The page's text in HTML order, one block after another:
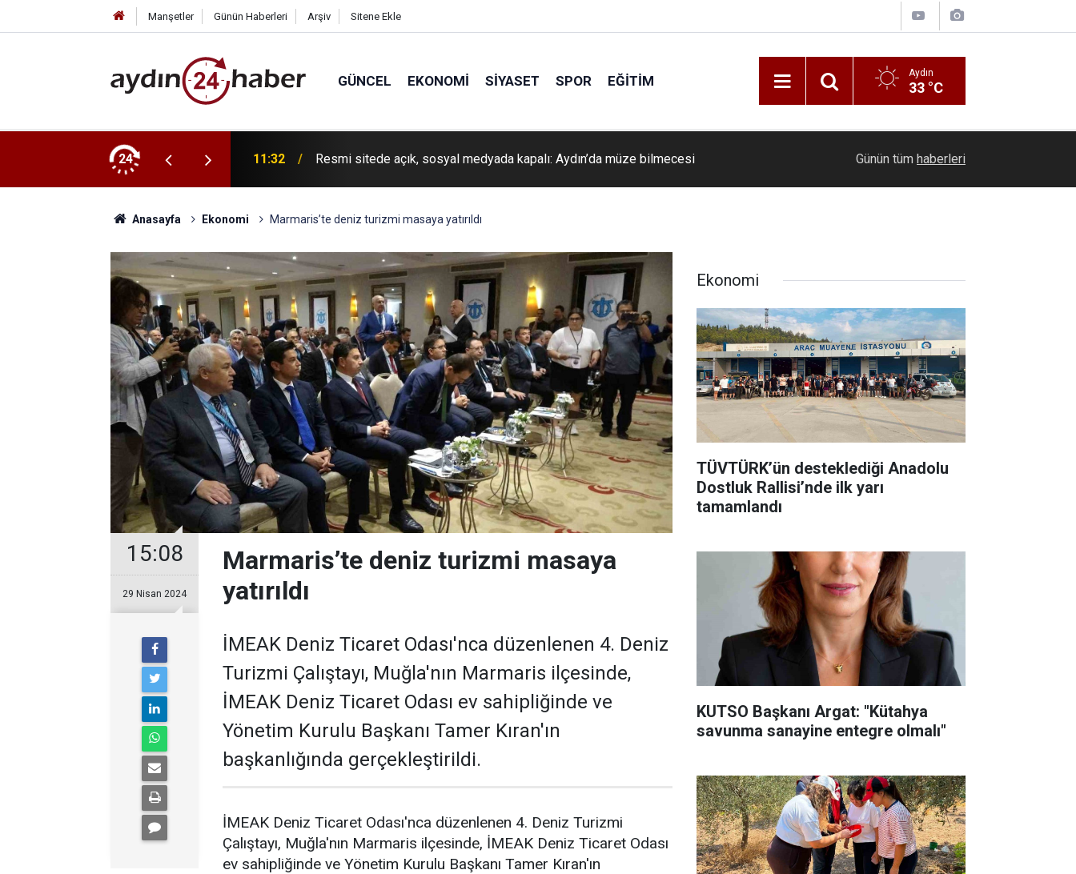
Manşetler Günün Haberleri Arşiv Sitene Ekle
GÜNCEL EKONOMI SIYASET SPOR EĞITIM Aydın
33 °C
24
MHP İl Başkanı Türker’e hayırlı olsun
11:32 Resmi sitede açık, sosyal medyada kapalı: Aydın’da müze bilmecesi Başkan Zencirci, yanan mağazada
Günün tüm haberleri
Anasayfa Ekonomi Marmaris’te deniz turizmi masaya yatırıldı
15:08
29 Nisan 2024
Marmaris’te deniz turizmi masaya
yatırıldı
İMEAK Deniz Ticaret Odası'nca düzenlenen 4. Deniz
Turizmi Çalıştayı, Muğla'nın Marmaris ilçesinde,
İMEAK Deniz Ticaret Odası ev sahipliğinde ve
Yönetim Kurulu Başkanı Tamer Kıran'ın
başkanlığında gerçekleştirildi.
İMEAK Deniz Ticaret Odası'nca düzenlenen 4. Deniz Turizmi
Çalıştayı, Muğla'nın Marmaris ilçesinde, İMEAK Deniz Ticaret Odası
ev sahipliğinde ve Yönetim Kurulu Başkanı Tamer Kıran'ın
Ekonomi
TÜVTÜRK’ün desteklediği Anadolu
Dostluk Rallisi’nde ilk yarı
tamamlandı
KUTSO Başkanı Argat: "Kütahya
savunma sanayine entegre olmalı"